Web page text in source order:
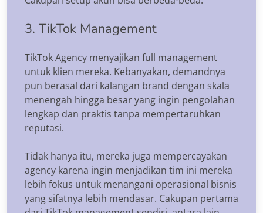
3. TikTok Management
TikTok Agency menyajikan full management
untuk klien mereka. Kebanyakan, demandnya
pun berasal dari kalangan brand dengan skala
menengah hingga besar yang ingin pengolahan
lengkap dan praktis tanpa mempertaruhkan
reputasi.
Tidak hanya itu, mereka juga mempercayakan
agency karena ingin menjadikan tim ini mereka
lebih fokus untuk menangani operasional bisnis
yang sifatnya lebih mendasar. Cakupan pertama